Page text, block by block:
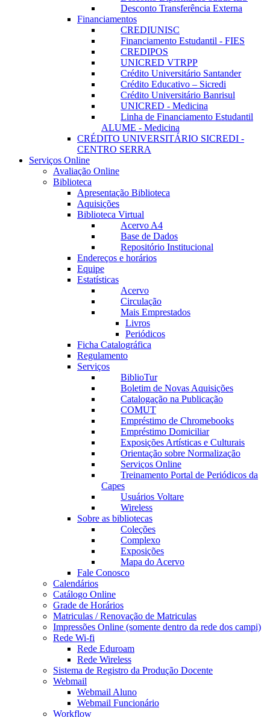
Desconto Transferência Externa
Financiamentos
CREDIUNISC
Financiamento Estudantil - FIES
CREDIPOS
UNICRED VTRPP
Crédito Universitário Santander
Crédito Educativo – Sicredi
Crédito Universitário Banrisul
UNICRED - Medicina
Linha de Financiamento Estudantil
ALUME - Medicina
CRÉDITO UNIVERSITÁRIO SICREDI -
CENTRO SERRA
Serviços Online
Avaliação Online
Biblioteca
Apresentação Biblioteca
Aquisições
Biblioteca Virtual
Acervo A4
Base de Dados
Repositório Institucional
Endereços e horários
Equipe
Estatísticas
Acervo
Circulação
Mais Emprestados
Livros
Periódicos
Ficha Catalográfica
Regulamento
Serviços
BiblioTur
Boletim de Novas Aquisições
Catalogação na Publicação
COMUT
Empréstimo de Chromebooks
Empréstimo Domiciliar
Exposições Artísticas e Culturais
Orientação sobre Normalização
Serviços Online
Treinamento Portal de Periódicos da
Capes
Usuários Voltare
Wireless
Sobre as bibliotecas
Coleções
Complexo
Exposições
Mapa do Acervo
Fale Conosco
Calendários
Catálogo Online
Grade de Horários
Matriculas / Renovação de Matriculas
Impressões Online (somente dentro da rede dos campi)
Rede Wi-fi
Rede Eduroam
Rede Wireless
Sistema de Registro da Produção Docente
Webmail
Webmail Aluno
Webmail Funcionário
Workflow